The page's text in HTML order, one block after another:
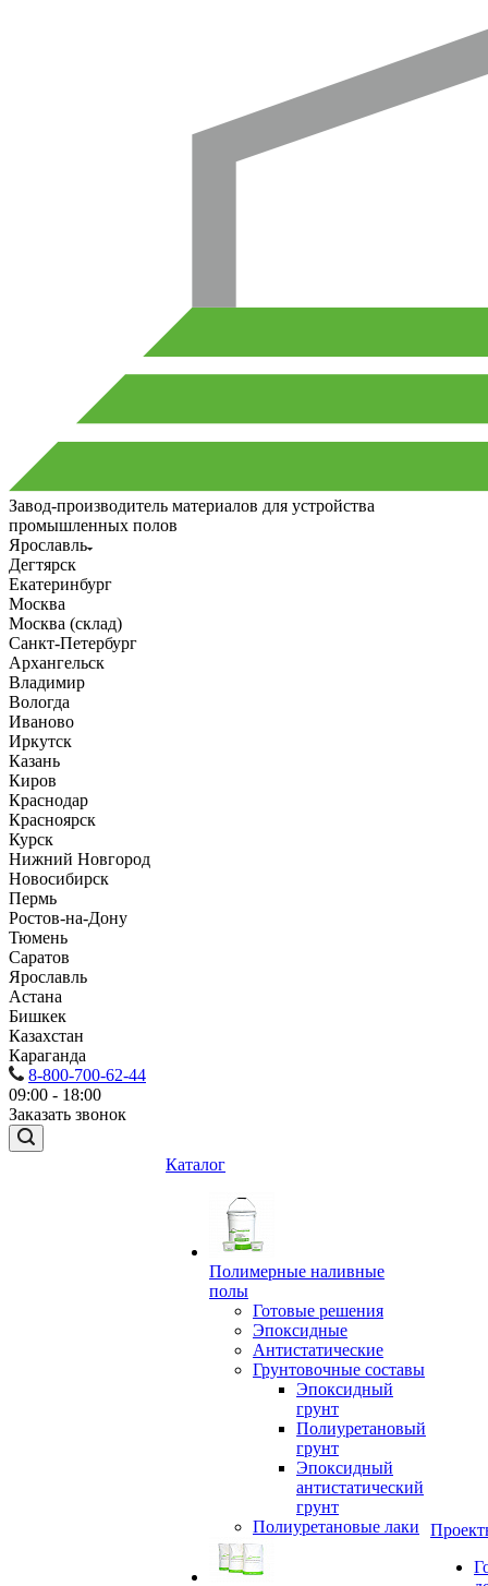
Завод-производитель материалов для устройства
промышленных полов
Ярославль
Дегтярск
Екатеринбург
Москва
Москва (склад)
Санкт-Петербург
Архангельск
Владимир
Вологда
Иваново
Иркутск
Казань
Киров
Краснодар
Красноярск
Курск
Нижний Новгород
Новосибирск
Пермь
Ростов-на-Дону
Тюмень
Саратов
Ярославль
Астана
Бишкек
Казахстан
Караганда
8-800-700-62-44
09:00 - 18:00
Заказать звонок
Каталог
Полимерные наливные
полы
Готовые решения
Эпоксидные
Антистатические
Грунтовочные составы
Эпоксидный
грунт
Полиуретановый
грунт
Эпоксидный
антистатический
грунт
Полиуретановые лаки